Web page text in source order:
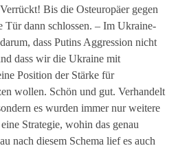
Bis die Osteuropäer gegen
Tür dann schlossen. – Im Ukraine-
dass Putins Aggression nicht
dass wir die Ukraine mit
Position der Stärke für
wollen. Schön und gut. Verhandelt
es wurden immer nur weitere
Strategie, wohin das genau
nach diesem Schema lief es auch